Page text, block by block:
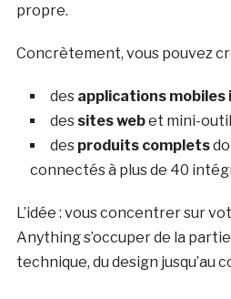
propre.
Concrètement, vous pouvez
des applications mobiles
des sites webet mini-
des produits complets
connectés à plus de 40
L’idée : vous concentrer sur
Anything s’occuper de la partie
technique, du design jusqu’au